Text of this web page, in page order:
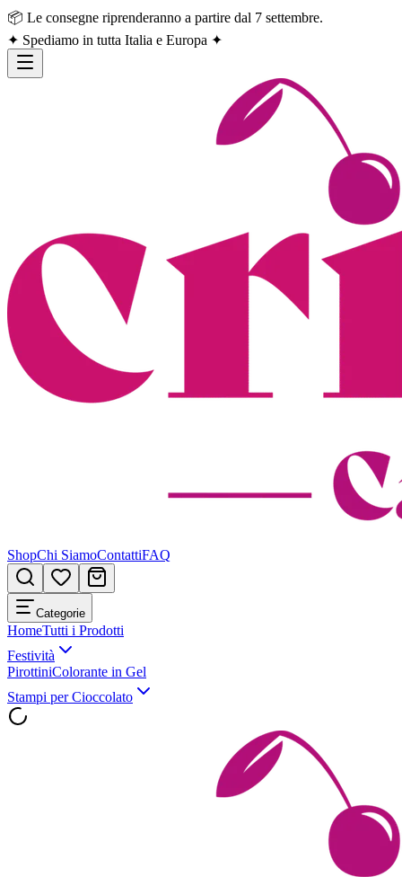
📦 Le consegne riprenderanno a partire dal 7 settembre.
✦ Spediamo in tutta Italia e Europa ✦
ShopChi SiamoContattiFAQ
Categorie
HomeTutti i Prodotti
Festività
PirottiniColorante in Gel
Stampi per Cioccolato